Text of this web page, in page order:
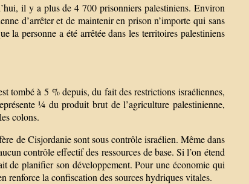
il y a plus de 4 700 prisonniers palestiniens. Environ
d’arrêter et de maintenir en prison n’importe qui sans
la personne a été arrêtée dans les territoires palestiniens
tombé à 5 % depuis, du fait des restrictions israéliennes,
¼ du produit brut de l’agriculture palestinienne,
colons.
de Cisjordanie sont sous contrôle israélien. Même dans
contrôle effectif des ressources de base. Si l’on étend
de planifier son développement. Pour une économie qui
renforce la confiscation des sources hydriques vitales.